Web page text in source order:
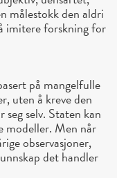
målestokk den aldri
imitere forskning for
på mangelfulle
uten å kreve den
selv. Staten kan
modeller. Men når
observasjoner,
det handler